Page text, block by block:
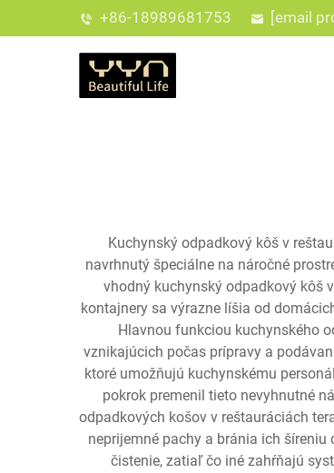
+86-18989681753 [email
Kuchynský odpadkový kôš v
navrhnutý špeciálne na náročné
vhodný kuchynský odpadkový kôš
kontajnery sa výrazne líšia od
Hlavnou funkciou kuchynského
vznikajúcich počas prípravy a
ktoré umožňujú kuchynskému
pokrok premenil tieto nevyhnutné
odpadkových košov v reštauráciách
neprijemné pachy a bránia ich
čistenie, zatiaľ čo iné zahŕňajú